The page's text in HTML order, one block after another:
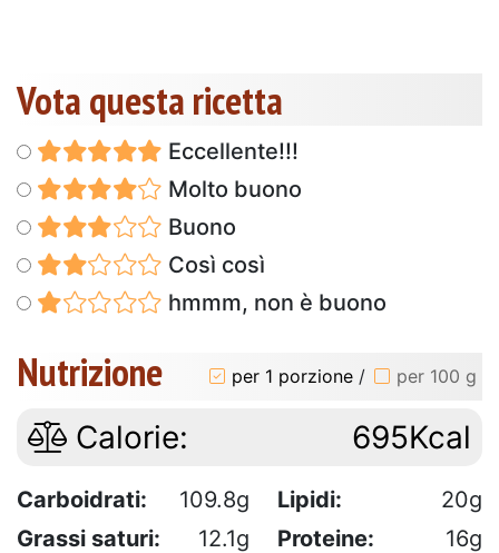
Vota questa ricetta
Eccellente!!!
Molto buono
Buono
Così così
hmmm, non è buono
Nutrizione per 1 porzione / per 100 g
Calorie: 695Kcal
Carboidrati: 109.8g Lipidi:
20g
Grassi saturi:
12.1g Proteine:
16g